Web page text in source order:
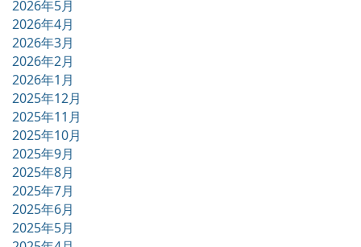
2026年5月
2026年4月
2026年3月
2026年2月
2026年1月
2025年12月
2025年11月
2025年10月
2025年9月
2025年8月
2025年7月
2025年6月
2025年5月